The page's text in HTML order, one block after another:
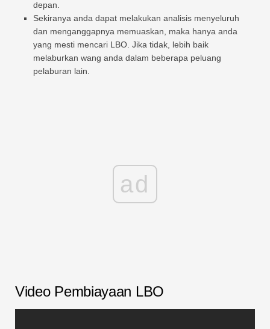
depan.
Sekiranya anda dapat melakukan analisis menyeluruh
dan menganggapnya memuaskan, maka hanya anda
yang mesti mencari LBO. Jika tidak, lebih baik
melaburkan wang anda dalam beberapa peluang
pelaburan lain.
ad
Video Pembiayaan LBO